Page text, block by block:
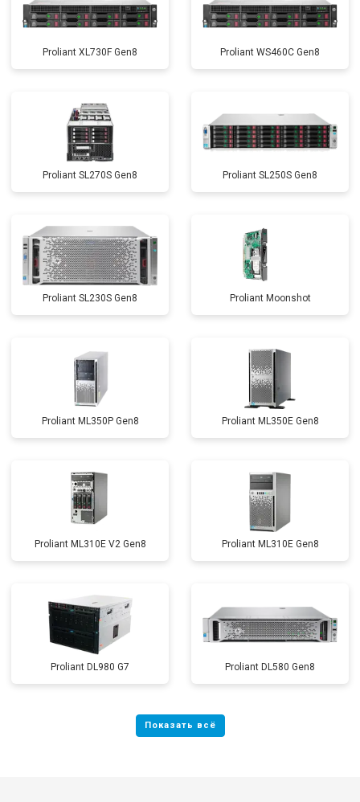
Proliant XL730F Gen8 Proliant WS460C Gen8
Proliant SL270S Gen8 Proliant SL250S Gen8
Proliant SL230S Gen8 Proliant Moonshot
Proliant ML350P Gen8 Proliant ML350E Gen8
Proliant ML310E V2 Gen8 Proliant ML310E Gen8
Proliant DL980 G7 Proliant DL580 Gen8